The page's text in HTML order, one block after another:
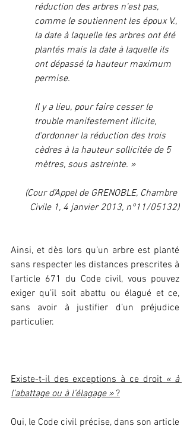
réduction des arbres n'est pas,
comme le soutiennent les époux V.,
la date à laquelle les arbres ont été
plantés mais la date à laquelle ils
ont dépassé la hauteur maximum
permise.
Il y a lieu, pour faire cesser le
trouble manifestement illicite,
d'ordonner la réduction des trois
cèdres à la hauteur sollicitée de 5
mètres, sous astreinte. »
(Cour d’Appel de GRENOBLE, Chambre
Civile 1, 4 janvier 2013, n°11/05132)
Ainsi, et dès lors qu’un arbre est planté
sans respecter les distances prescrites à
l’article 671 du Code civil, vous pouvez
exiger qu’il soit abattu ou élagué et ce,
sans avoir à justifier d’un préjudice
particulier.
Existe-t-il des exceptions à ce droit « à
l’abattage ou à l’élagage » ?
Oui, le Code civil précise, dans son article